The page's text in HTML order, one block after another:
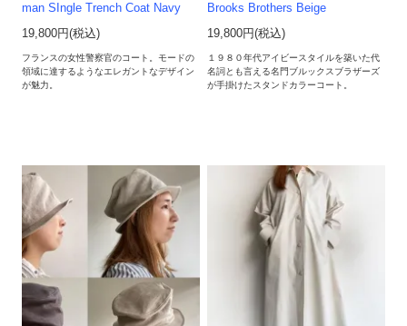
man SIngle Trench Coat Navy
19,800円(税込)
フランスの女性警察官のコート。モードの
領域に達するようなエレガントなデザイン
が魅力。
Brooks Brothers Beige
19,800円(税込)
１９８０年代アイビースタイルを築いた代
名詞とも言える名門ブルックスブラザーズ
が手掛けたスタンドカラーコート。